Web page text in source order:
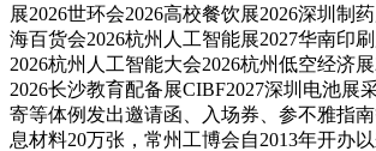
展2026世环会2026高校餐饮展2026深圳制
海百货会2026杭州人工智能展2027华南印
2026杭州人工智能大会2026杭州低空经济
2026长沙教育配备展CIBF2027深圳电池展
寄等体例发出邀请函、入场券、参不雅指
息材料20万张，常州工博会自2013年开办